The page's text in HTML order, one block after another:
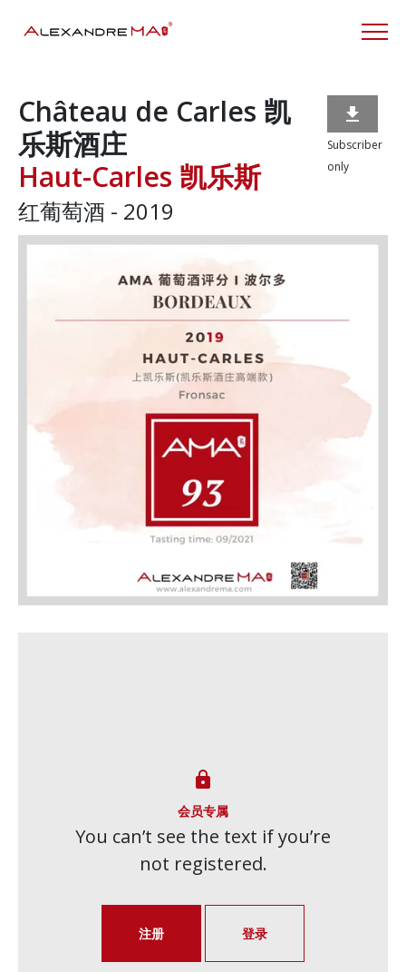
Château de Carles 凯
乐斯酒庄
Haut-Carles 凯乐斯
红葡萄酒 - 2019

Subscriber
only

会员专属
You can’t see the text if you’re
not registered.
注册 登录